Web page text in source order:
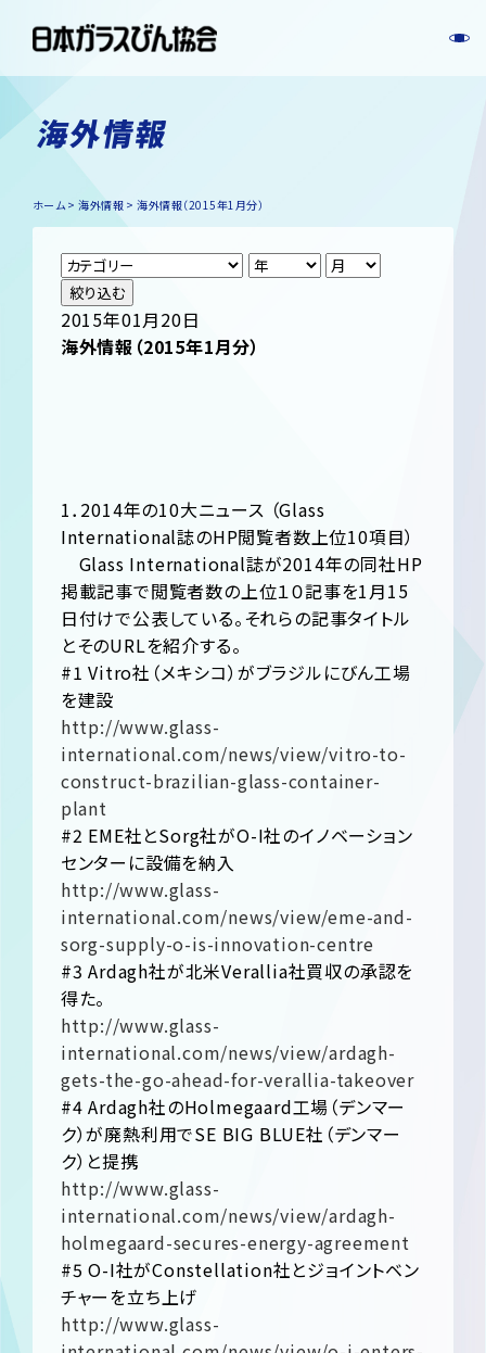
海外情報
ホーム 海外情報 海外情報（2015年1月分）
絞り込む
2015年01月20日
海外情報（2015年1月分）
1．2014年の10大ニュース （Glass
International誌のHP閲覧者数上位10項目）
Glass International誌が2014年の同社HP
掲載記事で閲覧者数の上位１０記事を1月15
日付けで公表している。それらの記事タイトル
とそのURLを紹介する。
#1 Vitro社（メキシコ）がブラジルにびん工場
を建設
http://www.glass-
international.com/news/view/vitro-to-
construct-brazilian-glass-container-
plant
#2 EME社とSorg社がO-I社のイノベーション
センターに設備を納入
http://www.glass-
international.com/news/view/eme-and-
sorg-supply-o-is-innovation-centre
#3 Ardagh社が北米Verallia社買収の承認を
得た。
http://www.glass-
international.com/news/view/ardagh-
gets-the-go-ahead-for-verallia-takeover
#4 Ardagh社のHolmegaard工場（デンマー
ク）が廃熱利用でSE BIG BLUE社（デンマー
ク）と提携
http://www.glass-
international.com/news/view/ardagh-
holmegaard-secures-energy-agreement
#5 O-I社がConstellation社とジョイントベン
チャーを立ち上げ
http://www.glass-